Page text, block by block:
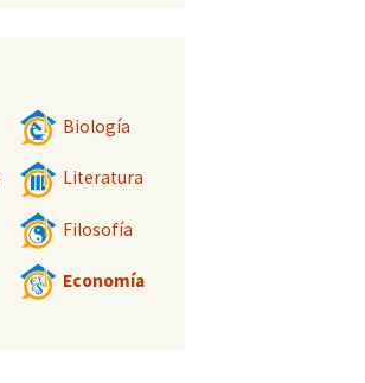
Biología
Literatura
Filosofía
Economía